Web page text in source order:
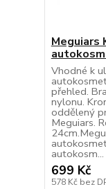
Meguiars
Vhodné k
přehled.
nylonu.
oddělený
Meguiars.
autokosm...
699 Kč
578 Kč bez